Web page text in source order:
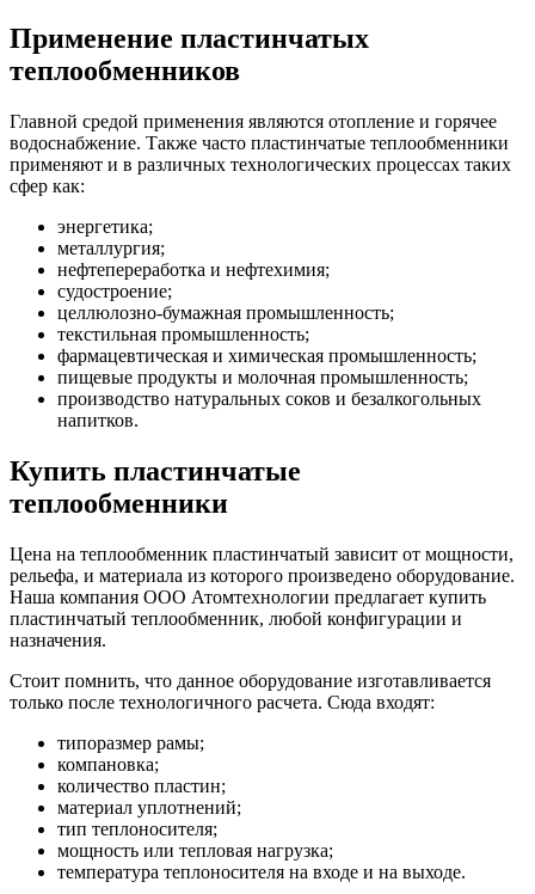
Применение пластинчатых
теплообменников
Главной средой применения являются отопление и горячее
водоснабжение. Также часто пластинчатые теплообменники
применяют и в различных технологических процессах таких
сфер как:
энергетика;
металлургия;
нефтепереработка и нефтехимия;
судостроение;
целлюлозно-бумажная промышленность;
текстильная промышленность;
фармацевтическая и химическая промышленность;
пищевые продукты и молочная промышленность;
производство натуральных соков и безалкогольных
напитков.
Купить пластинчатые
теплообменники
Цена на теплообменник пластинчатый зависит от мощности,
рельефа, и материала из которого произведено оборудование.
Наша компания ООО Атомтехнологии предлагает купить
пластинчатый теплообменник, любой конфигурации и
назначения.
Стоит помнить, что данное оборудование изготавливается
только после технологичного расчета. Сюда входят:
типоразмер рамы;
компановка;
количество пластин;
материал уплотнений;
тип теплоносителя;
мощность или тепловая нагрузка;
температура теплоносителя на входе и на выходе.